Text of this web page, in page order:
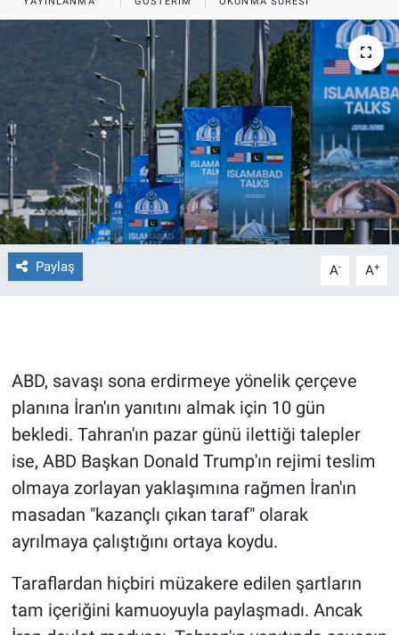
Paylaş A- A+
ABD, savaşı sona erdirmeye yönelik çerçeve
planına İran'ın yanıtını almak için 10 gün
bekledi. Tahran'ın pazar günü ilettiği talepler
ise, ABD Başkan Donald Trump'ın rejimi teslim
olmaya zorlayan yaklaşımına rağmen İran'ın
masadan "kazançlı çıkan taraf" olarak
ayrılmaya çalıştığını ortaya koydu.
Taraflardan hiçbiri müzakere edilen şartların
tam içeriğini kamuoyuyla paylaşmadı. Ancak
Ekonomi
Forum
Gerçeğin İzinde
Gün Başlıyor
Gün Bitiyor
Gün Ortası
Gündem Özel
İlan
Kimdir
Koronavirüs
Kültür Sanat
Ne demişti